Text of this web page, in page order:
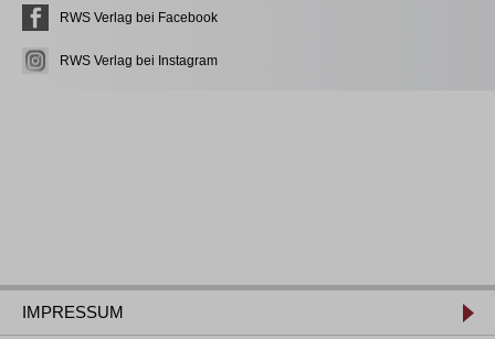
RWS Verlag bei Facebook
RWS Verlag bei Instagram
IMPRESSUM